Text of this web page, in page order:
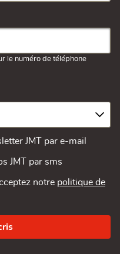
le numéro de téléphone
JMT par e-mail
JMT par sms
notre politique de